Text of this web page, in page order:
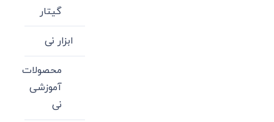
گیتار
ابزار نی
محصولات
آموزشی
نی